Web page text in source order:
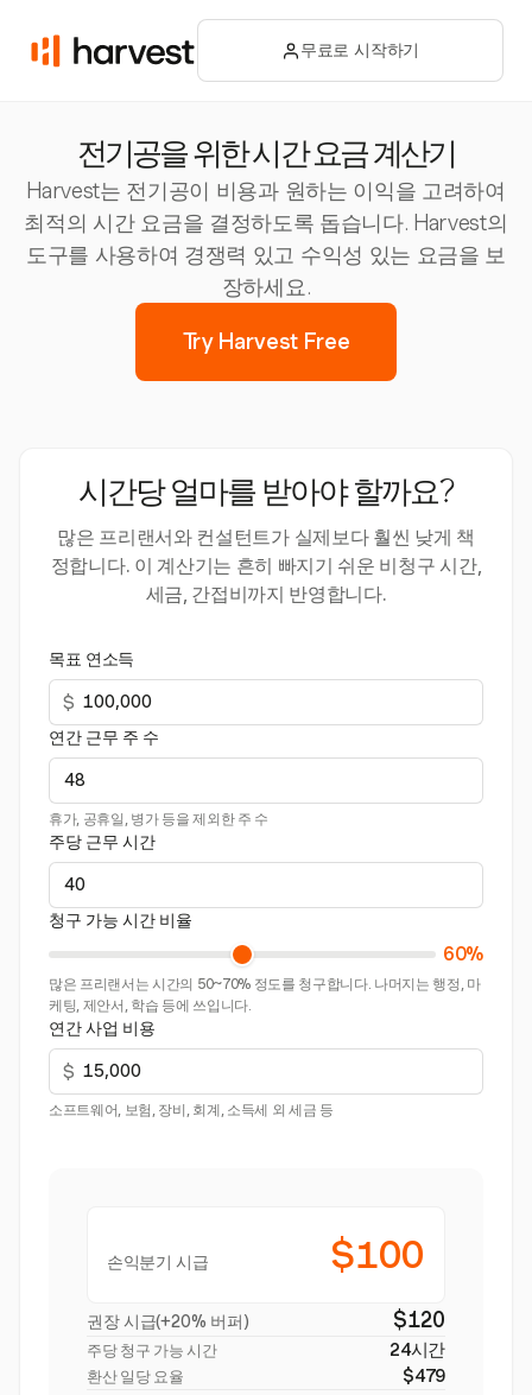
무료로 시작하기
전기공을 위한 시간 요금 계산기
Harvest는 전기공이 비용과 원하는 이익을 고려하여
최적의 시간 요금을 결정하도록 돕습니다. Harvest의
도구를 사용하여 경쟁력 있고 수익성 있는 요금을 보
장하세요.
Try Harvest Free
시간당 얼마를 받아야 할까요?
많은 프리랜서와 컨설턴트가 실제보다 훨씬 낮게 책
정합니다. 이 계산기는 흔히 빠지기 쉬운 비청구 시간,
세금, 간접비까지 반영합니다.
목표 연소득
$
연간 근무 주 수
휴가, 공휴일, 병가 등을 제외한 주 수
주당 근무 시간
청구 가능 시간 비율
60%
많은 프리랜서는 시간의 50~70% 정도를 청구합니다. 나머지는 행정, 마
케팅, 제안서, 학습 등에 쓰입니다.
연간 사업 비용
$
소프트웨어, 보험, 장비, 회계, 소득세 외 세금 등
손익분기 시급 $100
권장 시급(+20% 버퍼) $120
주당 청구 가능 시간 24시간
환산 일당 요율 $479